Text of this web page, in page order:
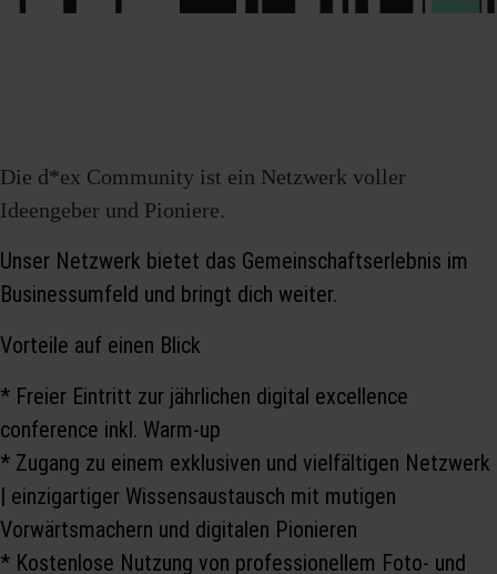
Die d*ex Community ist ein Netzwerk voller
Ideengeber und Pioniere.
Unser Netzwerk bietet das Gemeinschaftserlebnis im
Businessumfeld und bringt dich weiter.
Vorteile auf einen Blick
* Freier Eintritt zur jährlichen digital excellence
conference inkl. Warm-up
* Zugang zu einem exklusiven und vielfältigen Netzwerk
| einzigartiger Wissensaustausch mit mutigen
Vorwärtsmachern und digitalen Pionieren
* Kostenlose Nutzung von professionellem Foto- und